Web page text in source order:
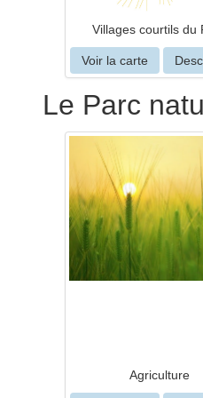
Villages courtils du
Voir la carte
Le Parc
Agriculture